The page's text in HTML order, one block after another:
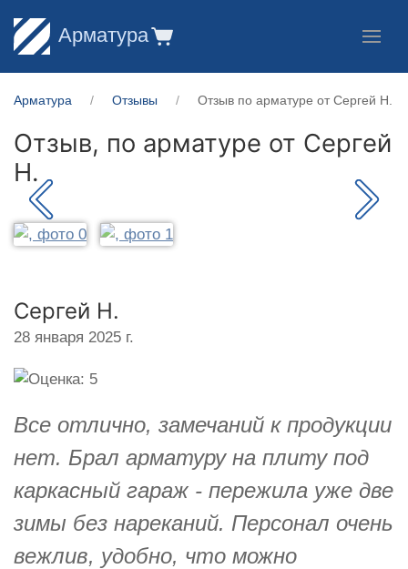
Арматура
Арматура Отзывы Отзыв по арматуре от Сергей Н.
Отзыв, по арматуре от Сергей
Н.
Сергей Н.
28 января 2025 г.
Все отлично, замечаний к продукции
нет. Брал арматуру на плиту под
каркасный гараж - пережила уже две
зимы без нареканий. Персонал очень
вежлив, удобно, что можно